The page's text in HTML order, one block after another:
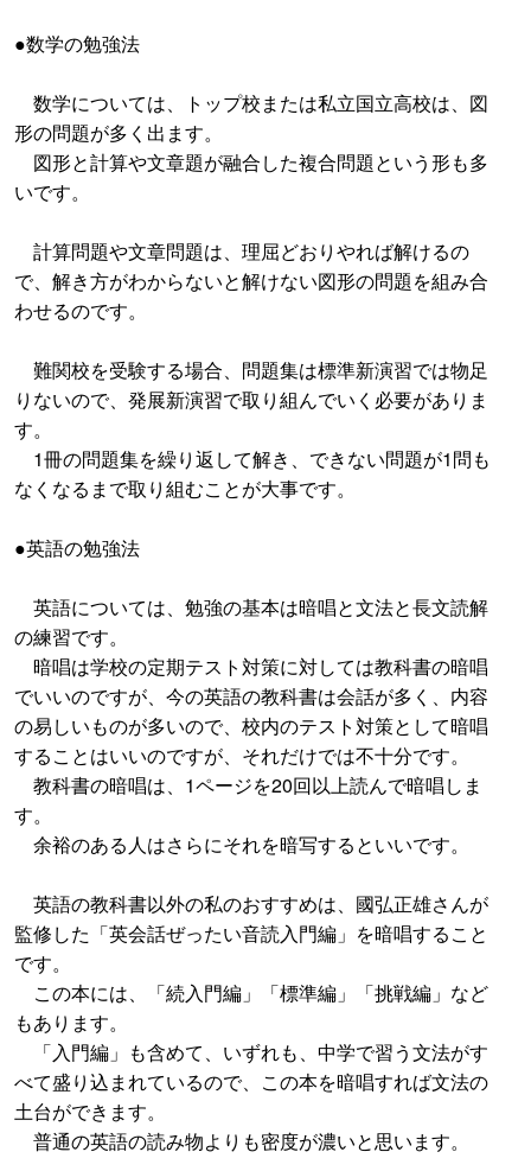
●数学の勉強法
数学については、トップ校または私立国立高校は、図
形の問題が多く出ます。
図形と計算や文章題が融合した複合問題という形も多
いです。
計算問題や文章問題は、理屈どおりやれば解けるの
で、解き方がわからないと解けない図形の問題を組み合
わせるのです。
難関校を受験する場合、問題集は標準新演習では物足
りないので、発展新演習で取り組んでいく必要がありま
す。
1冊の問題集を繰り返して解き、できない問題が1問も
なくなるまで取り組むことが大事です。
●英語の勉強法
英語については、勉強の基本は暗唱と文法と長文読解
の練習です。
暗唱は学校の定期テスト対策に対しては教科書の暗唱
でいいのですが、今の英語の教科書は会話が多く、内容
の易しいものが多いので、校内のテスト対策として暗唱
することはいいのですが、それだけでは不十分です。
教科書の暗唱は、1ページを20回以上読んで暗唱しま
す。
余裕のある人はさらにそれを暗写するといいです。
英語の教科書以外の私のおすすめは、國弘正雄さんが
監修した「英会話ぜったい音読入門編」を暗唱すること
です。
この本には、「続入門編」「標準編」「挑戦編」など
もあります。
「入門編」も含めて、いずれも、中学で習う文法がす
べて盛り込まれているので、この本を暗唱すれば文法の
土台ができます。
普通の英語の読み物よりも密度が濃いと思います。